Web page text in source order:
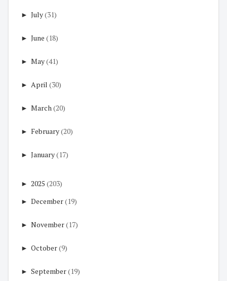
► July(31)
► June (18)
► May(41)
► April (30)
► March(20)
► February(20)
► January(17)
► 2025 (203)
► December(19)
► November(17)
► October(9)
► September(19)